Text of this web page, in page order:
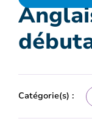
Catégorie(s) :